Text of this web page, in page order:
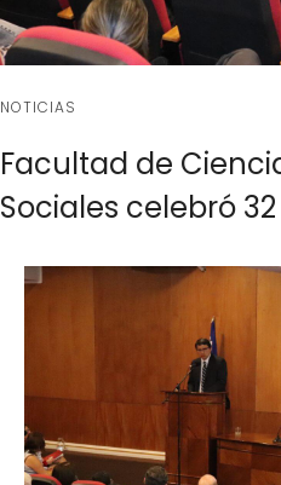
NOTICIAS
Facultad de
Sociales celebró